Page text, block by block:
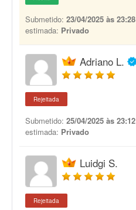
Submetido: 23/04/2025 às 23:28
estimada: Privado
Adriano L.
Rejeitada
Submetido: 25/04/2025 às 23:12
estimada: Privado
Luidgi S.
Rejeitada